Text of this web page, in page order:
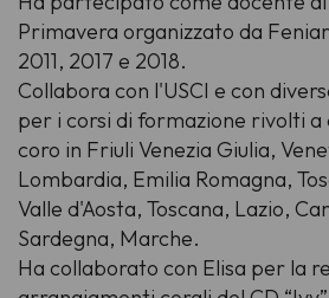
Primavera organizzato da
2011, 2017 e 2018.
Collabora con l'USCI e con
per i corsi di formazione rivolti
coro in Friuli Venezia Giulia,
Lombardia, Emilia Romagna,
Valle d'Aosta, Toscana, Lazio,
Sardegna, Marche.
Ha collaborato con Elisa per la